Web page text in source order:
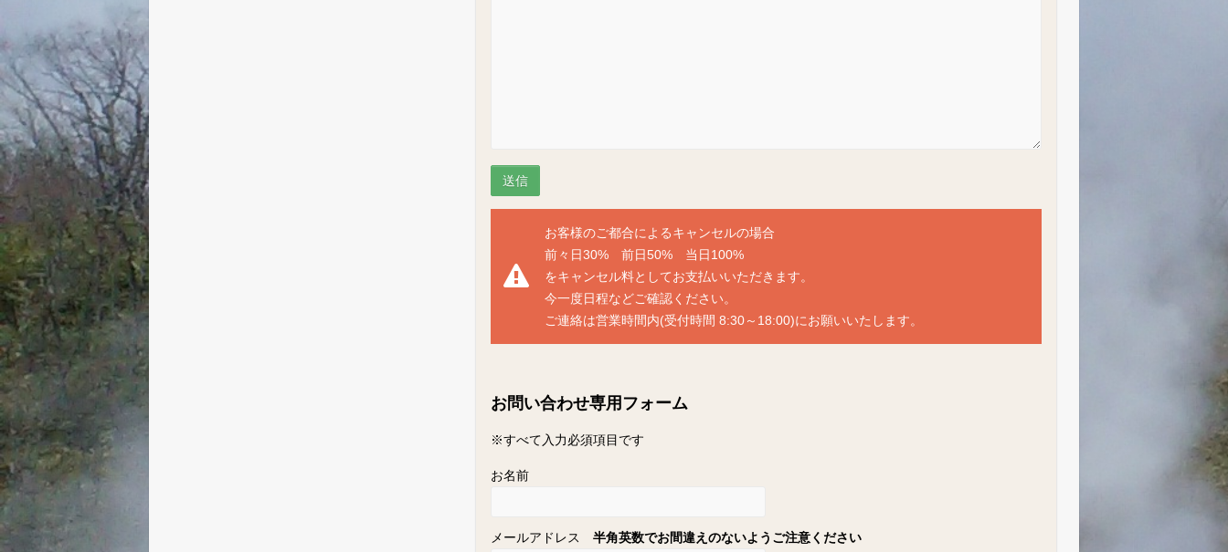
お客様のご都合によるキャンセルの場合
前々日30% 前日50% 当日100%
をキャンセル料としてお支払いいただきます。
今一度日程などご確認ください。
ご連絡は営業時間内(受付時間 8:30～18:00)にお願いいたします。
お問い合わせ専用フォーム
※すべて入力必須項目です
お名前
メールアドレス 半角英数でお間違えのないようご注意ください